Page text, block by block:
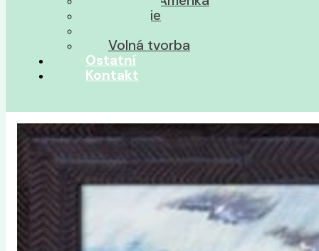
Oceánie
Volná tvorba
Ostatní
Kontakt